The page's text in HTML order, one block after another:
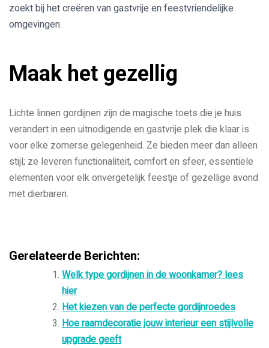
zoekt bij het creëren van gastvrije en feestvriendelijke
omgevingen.
Maak het gezellig
Lichte linnen gordijnen zijn de magische toets die je huis
verandert in een uitnodigende en gastvrije plek die klaar is
voor elke zomerse gelegenheid. Ze bieden meer dan alleen
stijl; ze leveren functionaliteit, comfort en sfeer, essentiële
elementen voor elk onvergetelijk feestje of gezellige avond
met dierbaren.
Gerelateerde Berichten:
Welk type gordijnen in de woonkamer? lees
hier
Het kiezen van de perfecte gordijnroedes
Hoe raamdecoratie jouw interieur een stijlvolle
upgrade geeft